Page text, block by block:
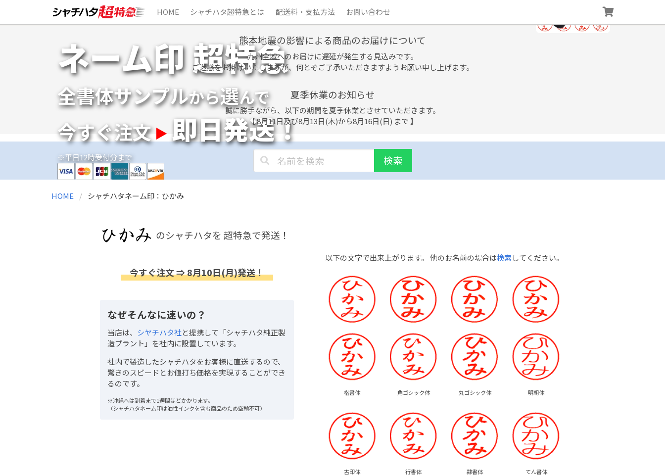
HOME シャチハタ超特急とは 配送料・支払方法 お問い合わせ
ネーム印 超特急
全書体サンプルから選んで
今すぐ注文 即日発送！
※平日12時受付分まで
熊本地震の影響による商品のお届けについて
九州全域へのお届けに遅延が発生する見込みです。
ご迷惑をお掛けいたしますが、何とぞご了承いただきますようお願い申し上げます。
夏季休業のお知らせ
誠に勝手ながら、以下の期間を夏季休業とさせていただきます。
【 8月11日及び8月13日(木)から8月16日(日) まで 】
検索
HOME シャチハタネーム印：ひかみ
のシャチハタを 超特急で発送！
以下の文字で出来上がります。 他のお名前の場合は検索してください。
楷書体 角ゴシック体 丸ゴシック体 明朝体
古印体 行書体 隷書体 てん書体
今すぐ注文 ⇒ 8月10日(月)発送！
なぜそんなに速いの？
当店は、 シヤチハタ社と提携して「シャチハタ純正製
造プラント」を社内に設置しています。
社内で製造したシャチハタをお客様に直送するので、
驚きのスピードとお値打ち価格を実現することができ
るのです。
※沖縄へは到着まで1週間ほどかかります。
（シャチハタネーム印は油性インクを含む商品のため空輸不可）